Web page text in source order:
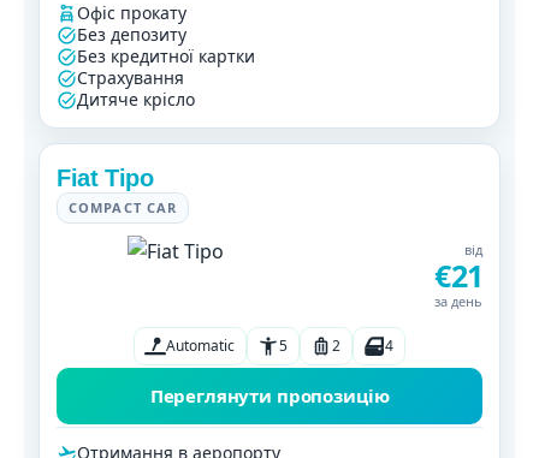
Офіс прокату
Без депозиту
Без кредитної картки
Страхування
Дитяче крісло
Fiat Tipo
COMPACT CAR
від
€21
за день
Automatic 5 2 4
Переглянути пропозицію
Отримання в аеропорту